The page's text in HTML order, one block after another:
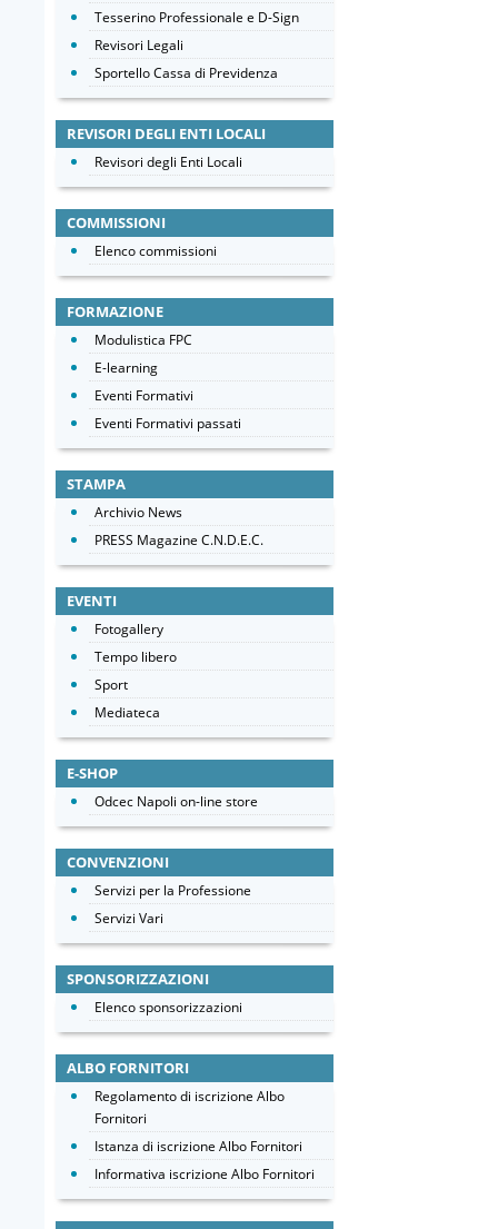
Tesserino Professionale e D-Sign
Revisori Legali
Sportello Cassa di Previdenza
REVISORI DEGLI ENTI LOCALI
Revisori degli Enti Locali
COMMISSIONI
Elenco commissioni
FORMAZIONE
Modulistica FPC
E-learning
Eventi Formativi
Eventi Formativi passati
STAMPA
Archivio News
PRESS Magazine C.N.D.E.C.
EVENTI
Fotogallery
Tempo libero
Sport
Mediateca
E-SHOP
Odcec Napoli on-line store
CONVENZIONI
Servizi per la Professione
Servizi Vari
SPONSORIZZAZIONI
Elenco sponsorizzazioni
ALBO FORNITORI
Regolamento di iscrizione Albo
Fornitori
Istanza di iscrizione Albo Fornitori
Informativa iscrizione Albo Fornitori